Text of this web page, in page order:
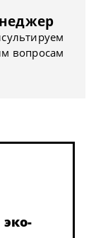
вопросам
эко-